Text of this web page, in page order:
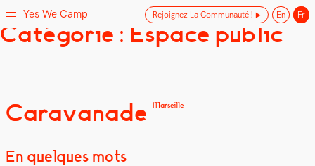
to
Yes We Camp
Utilisation inventive des espaces disponibles
Catégorie : Espace public
Caravanade Marseille
En quelques mots
Yes We Camp Rejoignez La Communauté ! En Fr